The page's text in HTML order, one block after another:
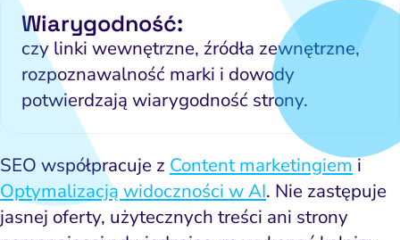
Wiarygodność:
czy linki wewnętrzne, źródła zewnętrzne,
rozpoznawalność marki i dowody
potwierdzają wiarygodność strony.
SEO współpracuje z Content marketingiemi
Optymalizacją widoczności w AI. Nie zastępuje
jasnej oferty, użytecznych treści ani strony